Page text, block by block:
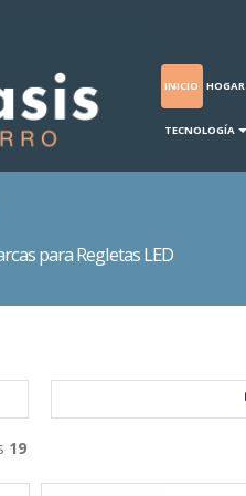
INICIO HOGAR
TECNOLOGÍA
para Regletas LED
19